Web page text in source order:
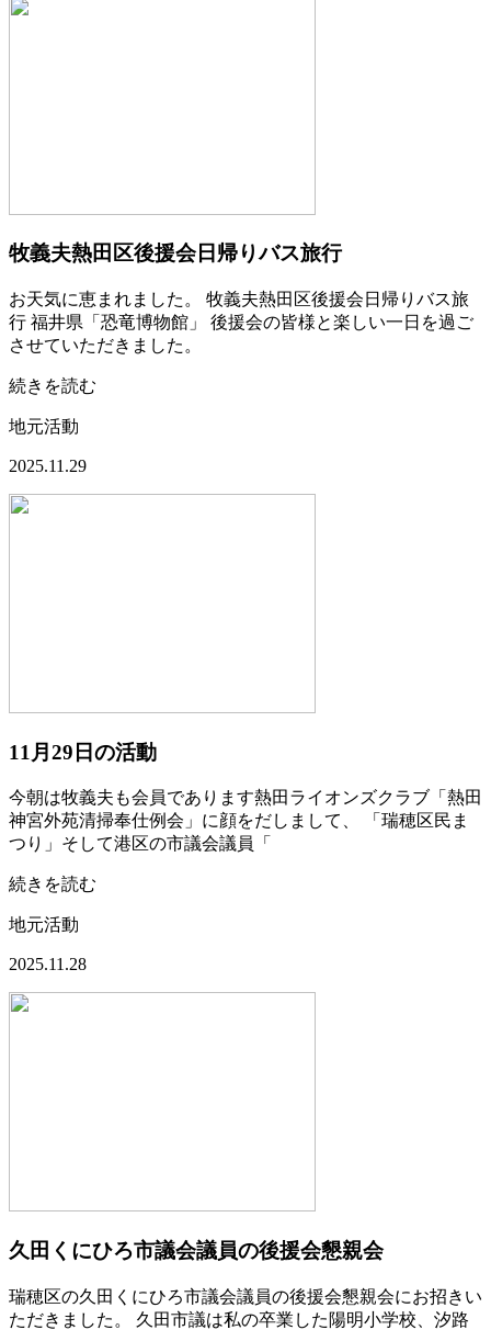
牧義夫熱田区後援会日帰りバス旅行
お天気に恵まれました。 牧義夫熱田区後援会日帰りバス旅
行 福井県「恐竜博物館」 後援会の皆様と楽しい一日を過ご
させていただきました。
続きを読む
地元活動
2025.11.29
11月29日の活動
今朝は牧義夫も会員であります熱田ライオンズクラブ「熱田
神宮外苑清掃奉仕例会」に顔をだしまして、 「瑞穂区民ま
つり」そして港区の市議会議員「
続きを読む
地元活動
2025.11.28
久田くにひろ市議会議員の後援会懇親会
瑞穂区の久田くにひろ市議会議員の後援会懇親会にお招きい
ただきました。 久田市議は私の卒業した陽明小学校、汐路